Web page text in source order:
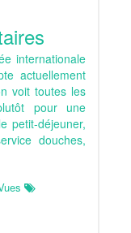
internationale
actuellement
voit toutes les
pour une
petit-déjeuner,
douches,